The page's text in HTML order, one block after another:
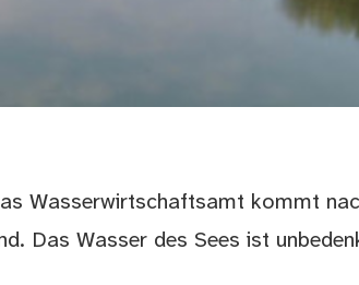
Wasserwirtschaftsamt kommt
Das Wasser des Sees ist